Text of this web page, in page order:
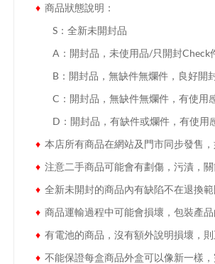
♦ 商品狀態說明：
S：全新未開封品
A：開封品，未使用品/只開封Check
B：開封品，無缺件無爛件，良好開
C：開封品，無缺件無爛件，有使用
D：開封品，有缺件或爛件，有使用
♦ 本店所有商品在網站及門市同步發售
♦ 注意二手商品可能會有劃傷，污漬，
♦ 全新未開封的商品內有缺陷不在退換
♦ 商品運輸過程中可能會損壞，包裝產
♦ 有電池的商品，沒有額外說明損壞，則
♦ 不能保證每盒商品外盒可以像新一樣，